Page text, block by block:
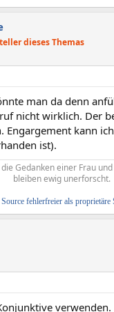
dieses Themas
man da denn
nicht wirklich. Der
Engargement kann
ist).
Gedanken einer Frau
bleiben ewig unerforscht.
fehlerfreier als proprietäre